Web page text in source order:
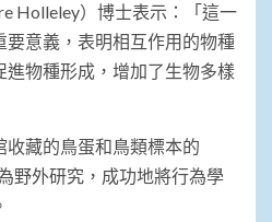
Holleley）博士表示：「這一
意義，表明相互作用的物種
進物種形成，增加了生物多樣
藏的鳥蛋和鳥類標本的
野外研究，成功地將行為學